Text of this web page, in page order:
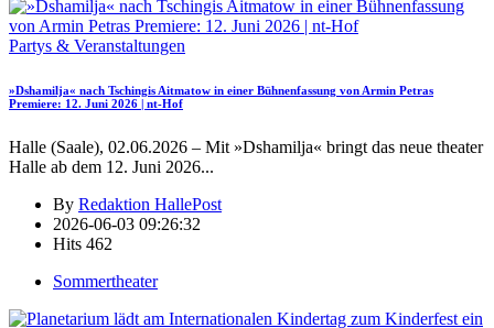
Partys & Veranstaltungen
»Dshamilja« nach Tschingis Aitmatow in einer Bühnenfassung von Armin Petras
Premiere: 12. Juni 2026 | nt-Hof
Halle (Saale), 02.06.2026 – Mit »Dshamilja« bringt das neue theater
Halle ab dem 12. Juni 2026...
By Redaktion HallePost
2026-06-03 09:26:32
Hits 462
Sommertheater